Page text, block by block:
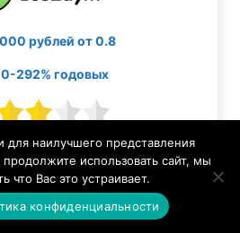
рублей от 0.8
292% годовых
для наилучшего представления
использовать сайт, мы
что Вас это устраивает.
конфиденциальности